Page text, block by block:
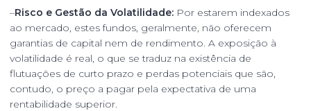
–Risco e Gestão da Volatilidade: Por estarem indexados
ao mercado, estes fundos, geralmente, não oferecem
garantias de capital nem de rendimento. A exposição à
volatilidade é real, o que se traduz na existência de
flutuações de curto prazo e perdas potenciais que são,
contudo, o preço a pagar pela expectativa de uma
rentabilidade superior.